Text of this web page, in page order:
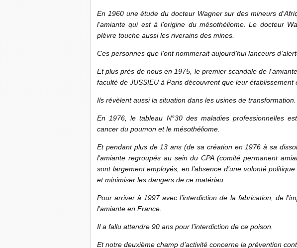
En 1960 une étude du docteur Wagner sur des mineurs
l’amiante qui est à l’origine du mésothéliome. Le docteur
plèvre touche aussi les riverains des mines.
Ces personnes que l’ont nommerait aujourd’hui lanceurs
Et plus près de nous en 1975, le premier scandale de
faculté de JUSSIEU à Paris découvrent que leur établissement
Ils révèlent aussi la situation dans les usines de transformation.
En 1976, le tableau N°30 des maladies professionnelles
cancer du poumon et le mésothéliome.
Et pendant plus de 13 ans (de sa création en 1976 à sa
l’amiante regroupés au sein du CPA (comité permanent
sont largement employés, en l’absence d’une volonté
et minimiser les dangers de ce matériau.
Pour arriver à 1997 avec l’interdiction de la fabrication, de
l’amiante en France.
Il a fallu attendre 90 ans pour l’interdiction de ce poison.
Et notre deuxième champ d’activité concerne la prévention